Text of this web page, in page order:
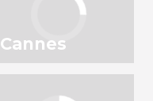
Cannes